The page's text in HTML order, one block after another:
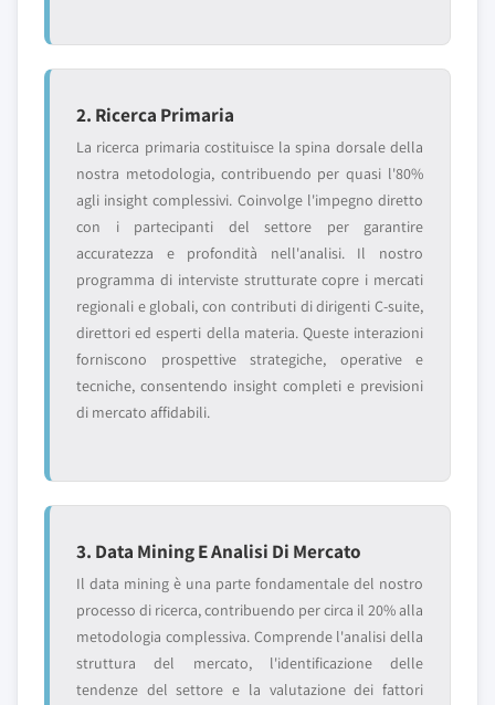
2. Ricerca Primaria
La ricerca primaria costituisce la spina dorsale della
nostra metodologia, contribuendo per quasi l'80%
agli insight complessivi. Coinvolge l'impegno diretto
con i partecipanti del settore per garantire
accuratezza e profondità nell'analisi. Il nostro
programma di interviste strutturate copre i mercati
regionali e globali, con contributi di dirigenti C-suite,
direttori ed esperti della materia. Queste interazioni
forniscono prospettive strategiche, operative e
tecniche, consentendo insight completi e previsioni
di mercato affidabili.
3. Data Mining E Analisi Di Mercato
Il data mining è una parte fondamentale del nostro
processo di ricerca, contribuendo per circa il 20% alla
metodologia complessiva. Comprende l'analisi della
struttura del mercato, l'identificazione delle
tendenze del settore e la valutazione dei fattori